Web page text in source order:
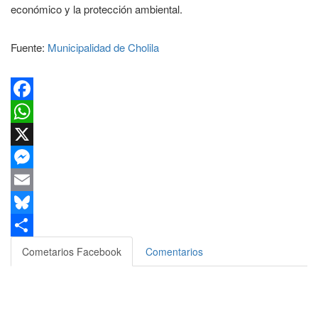
económico y la protección ambiental.
Fuente: Municipalidad de Cholila
Facebook
WhatsApp
X
Messenger
Email
Bluesky
Compartir
Cometarios Facebook Comentarios